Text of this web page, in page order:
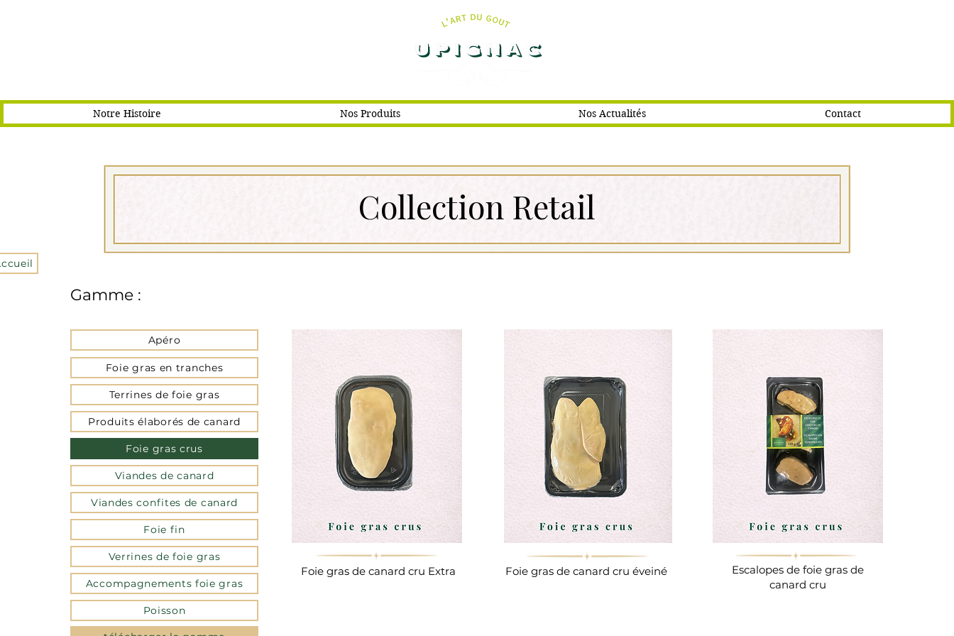
Notre Histoire Nos Produits Nos Actualités Contact
Gamme :
Collection Retail
Apéro
Foie gras en tranches
Terrines de foie gras
Produits élaborés de canard
Foie gras crus
Viandes de canard
Viandes confites de canard
Foie fin
Verrines de foie gras
Accompagnements foie gras
Poisson
Foie gras de canard cru Extra Foie gras de canard cru éveiné
Escalopes de foie gras de
canard cru